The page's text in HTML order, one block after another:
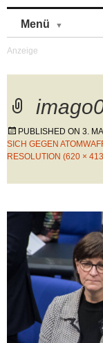
Menü
PUBLISHED ON 3.
SICH GEGEN
RESOLUTION (620 ×